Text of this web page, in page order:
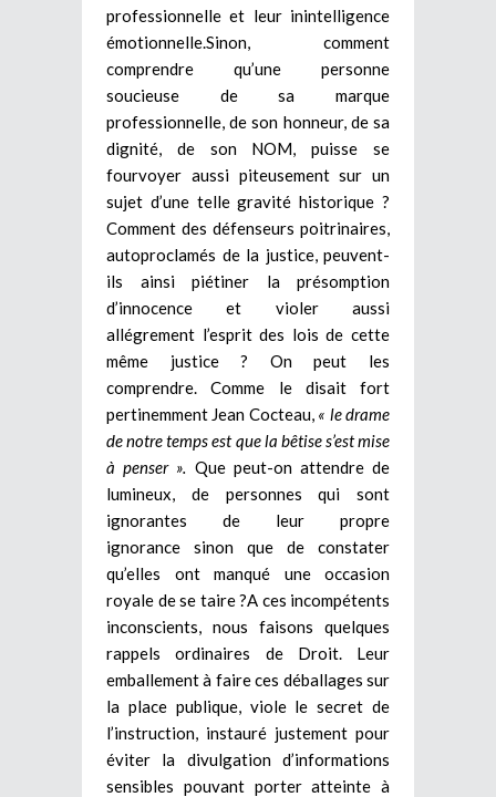
professionnelle et leur inintelligence
émotionnelle.Sinon, comment
comprendre qu’une personne
soucieuse de sa marque
professionnelle, de son honneur, de sa
dignité, de son NOM, puisse se
fourvoyer aussi piteusement sur un
sujet d’une telle gravité historique ?
Comment des défenseurs poitrinaires,
autoproclamés de la justice, peuvent-
ils ainsi piétiner la présomption
d’innocence et violer aussi
allégrement l’esprit des lois de cette
même justice ? On peut les
comprendre. Comme le disait fort
pertinemment Jean Cocteau, « le drame
de notre temps est que la bêtise s’est mise
à penser ».
Que peut-on attendre de
lumineux, de personnes qui sont
ignorantes de leur propre
ignorance sinon que de constater
qu’elles ont manqué une occasion
royale de se taire ?A ces incompétents
inconscients, nous faisons quelques
rappels ordinaires de Droit. Leur
emballement à faire ces déballages sur
la place publique, viole le secret de
l’instruction, instauré justement pour
éviter la divulgation d’informations
sensibles pouvant porter atteinte à